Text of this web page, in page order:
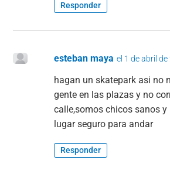
Responder
esteban maya el 1 de abril
hagan un skatepark asi no
gente en las plazas y no
calle,somos chicos sanos
lugar seguro para andar
Responder